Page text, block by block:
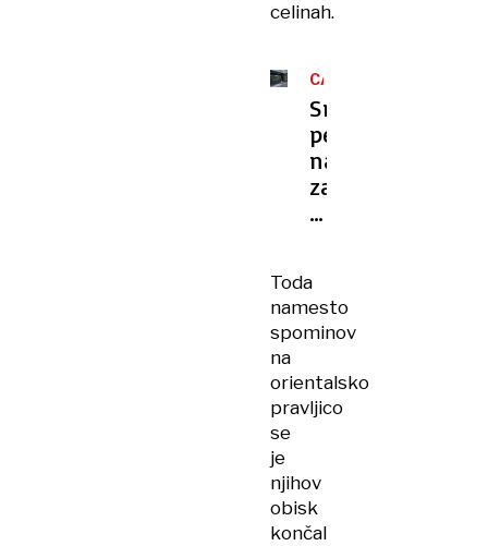
celinah.
CARIGRAD
Smrtonosni
pesticidi
namesto
zastrupitve
s
v
preiskavi
tragedije
Toda
namesto
spominov
na
orientalsko
pravljico
se
je
njihov
obisk
končal